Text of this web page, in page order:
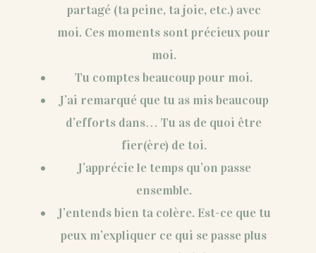
partagé (ta peine, ta joie, etc.) avec
moi. Ces moments sont précieux pour
moi.
Tu comptes beaucoup pour moi.
J’ai remarqué que tu as mis beaucoup
d’efforts dans… Tu as de quoi être
fier(ère) de toi.
J’apprécie le temps qu’on passe
ensemble.
J’entends bien ta colère. Est-ce que tu
peux m’expliquer ce qui se passe plus